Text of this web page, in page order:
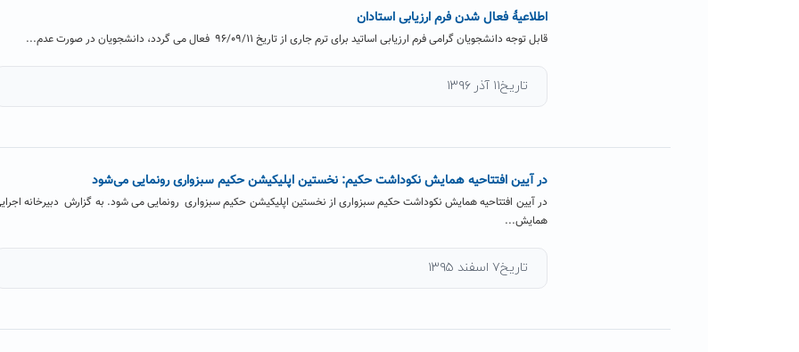
اطلاعیۀ فعال شدن فرم ارزیابی استادان
قابل توجه دانشجویان گرامی فرم ارزیابی اساتید برای ترم جاری از تاریخ ۹۶/۰۹/۱۱ فعال می گردد، دانشجویان در صورت عدم...
تاریخ۱۱ آذر ۱۳۹۶
در آیین افتتاحیه همایش نکوداشت حکیم: نخستین اپلیکیشن حکیم سبزواری رونمایی می‌شود
در آیین افتتاحیه همایش نکوداشت حکیم سبزواری از نخستین اپلیکیشن حکیم سبزواری رونمایی می شود. به گزارش دبیرخانه
همایش...
تاریخ۷ اسفند ۱۳۹۵